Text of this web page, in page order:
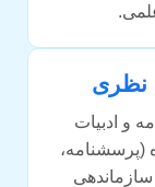
و ادبیات
(پرسشنامه،